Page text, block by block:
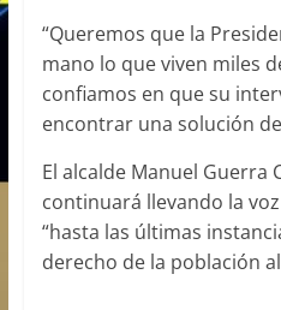
“Queremos que la
mano lo que viven miles
confiamos en que su
encontrar una solución
El alcalde Manuel Guerra
continuará llevando la
“hasta las últimas
derecho de la población